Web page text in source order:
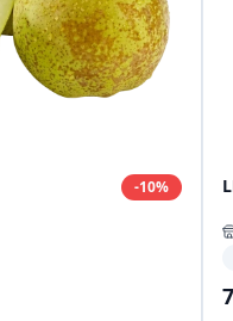
-10%